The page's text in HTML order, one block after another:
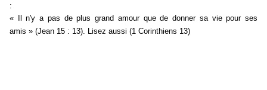
:
« Il n'y a pas de plus grand amour que de donner sa vie pour ses
amis » (Jean 15 : 13). Lisez aussi (1 Corinthiens 13)